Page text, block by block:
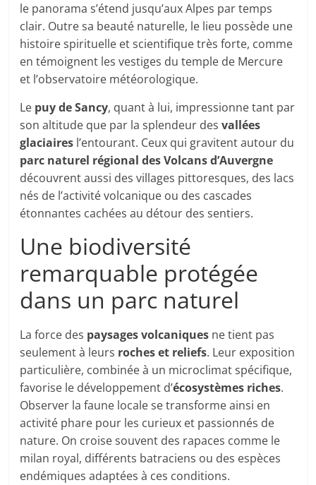
le panorama s’étend jusqu’aux Alpes par temps
clair. Outre sa beauté naturelle, le lieu possède une
histoire spirituelle et scientifique très forte, comme
en témoignent les vestiges du temple de Mercure
et l’observatoire météorologique.
Le puy de Sancy, quant à lui, impressionne tant par
son altitude que par la splendeur desvallées
glaciaires l’entourant. Ceux qui gravitent autour du
parc naturel régional des Volcans d’Auvergne
découvrent aussi des villages pittoresques, des lacs
nés de l’activité volcanique ou des cascades
étonnantes cachées au détour des sentiers.
Une biodiversité
remarquable protégée
dans un parc naturel
La force des paysages volcaniques ne tient pas
seulement à leurs roches et reliefs. Leur exposition
particulière, combinée à un microclimat spécifique,
favorise le développement d’écosystèmes riches.
Observer la faune locale se transforme ainsi en
activité phare pour les curieux et passionnés de
nature. On croise souvent des rapaces comme le
milan royal, différents batraciens ou des espèces
endémiques adaptées à ces conditions.